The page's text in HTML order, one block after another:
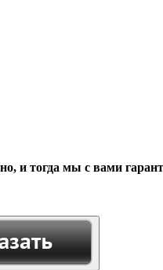
и тогда мы с вами